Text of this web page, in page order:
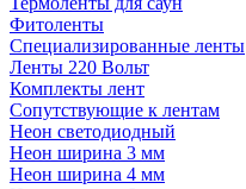
Фитоленты
Специализированные ленты
Ленты 220 Вольт
Комплекты лент
Сопутствующие к лентам
Неон светодиодный
Неон ширина 3 мм
Неон ширина 4 мм